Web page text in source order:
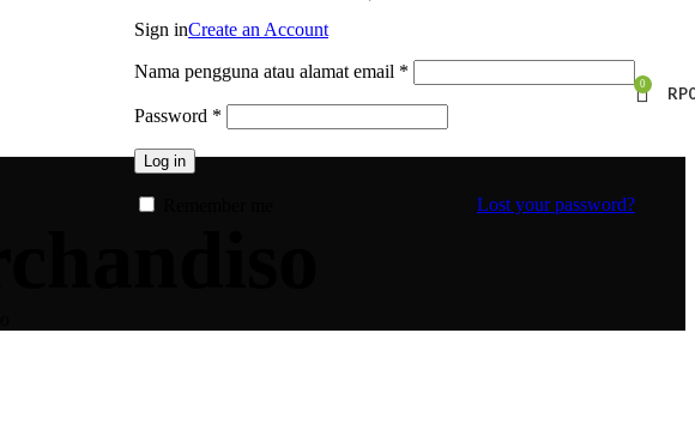
Sign inCreate an Account
Nama pengguna atau alamat email *
Password *
Log in
Lost your password?
0 RP